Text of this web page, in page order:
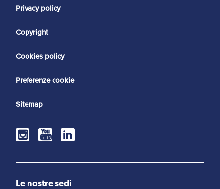
Privacy policy
Copyright
Cookies policy
Preferenze cookie
Sitemap
Le nostre sedi